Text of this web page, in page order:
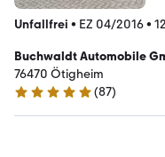
Unfallfrei • EZ 04/2016•
Buchwaldt Automobile
76470 Ötigheim
4.9 Sterne
(87)